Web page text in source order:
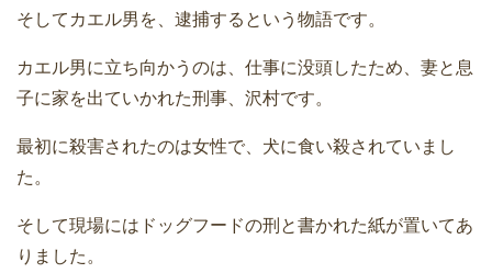
そしてカエル男を、逮捕するという物語です。
カエル男に立ち向かうのは、仕事に没頭したため、妻と息
子に家を出ていかれた刑事、沢村です。
最初に殺害されたのは女性で、犬に食い殺されていまし
た。
そして現場にはドッグフードの刑と書かれた紙が置いてあ
りました。